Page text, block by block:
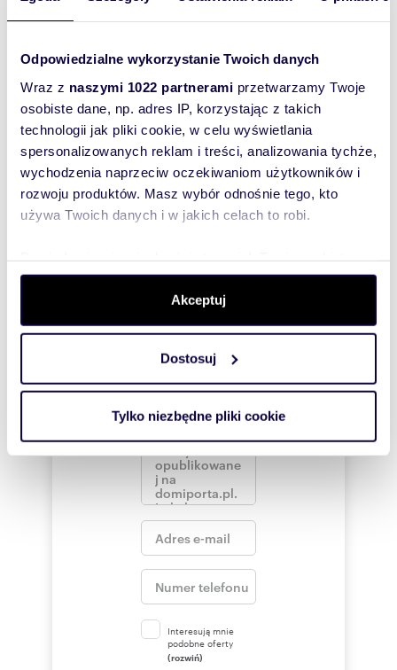
Odpowiedzialne wykorzystanie Twoich danych
Wraz z naszymi 1022 partnerami przetwarzamy Twoje
osobiste dane, np. adres IP, korzystając z takich
technologii jak pliki cookie, w celu wyświetlania
spersonalizowanych reklam i treści, analizowania tychże,
wychodzenia naprzeciw oczekiwaniom użytkowników i
rozwoju produktów. Masz wybór odnośnie tego, kto
używa Twoich danych i w jakich celach to robi.
dane są przetwarzane oraz ustaw własne preferencje w
. W Deklaracji plików cookie możesz
zmienić lub wycofać swoją zgodę w dowolnej chwili.
Wykorzystujemy pliki cookie do spersonalizowania treści
i reklam, aby oferować funkcje społecznościowe i
korzystasz z naszej witryny, udostępniamy partnerom
Partnerzy mogą połączyć te informacje z innymi danymi
otrzymanymi od Ciebie lub uzyskanymi podczas
Akceptuj
Dostosuj
Tylko niezbędne pliki cookie
– takie nieruchomości pojawiają się bardzo
rzadko
Wyślij
wiadomość
To najlepszy
sposób, aby
właściciel
szybko się z
Tobą
skontaktował!
Interesują mnie
podobne oferty
(rozwiń)